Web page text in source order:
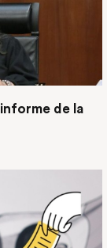
de la